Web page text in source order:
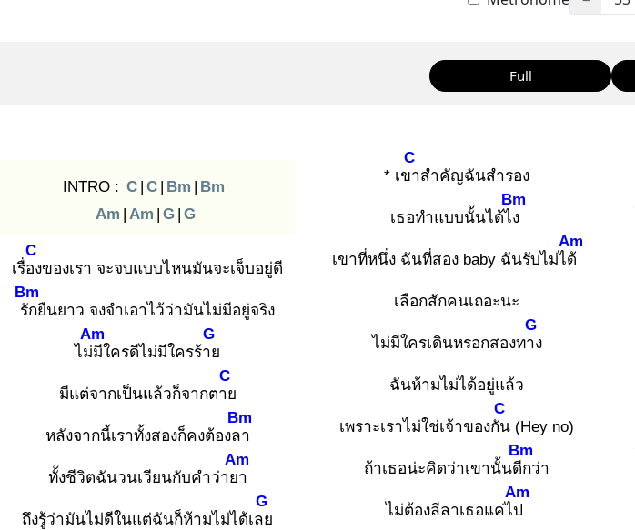
Full
INTRO : C | C | Bm | Bm
Am | Am | G | G
เรื่อง
C
ของเรา จะจบแบบไหนมันจะเจ็บอยู่ดี
รัก
Bm
ยืนยาว จงจำเอาไว้ว่ามันไม่มีอยู่จริง
ไม่มี
Am
ใครดีไม่มีใครร้าย
G
มีแต่จากเป็นแล้วก็จากตาย
C
หลังจากนี้เราทั้งสองก็คงต้องลา
Bm
ทั้งชีวิตฉันวนเวียนกับคำว่ายา
Am
ถึงรู้ว่ามันไม่ดีในแต่ฉันก็ห้ามไม่ได้เลย
G
* เขา
C
สำคัญฉันสำรอง
เธอทำแบบนั้นได้ไง
Bm
เขาที่หนึ่ง ฉันที่สอง baby ฉันรับไม่ได้
Am
เลือกสักคนเถอะนะ
ไม่มีใครเดินหรอกสองทาง
G
ฉันห้ามไม่ได้อยู่แล้ว
เพราะเราไม่ใช่เจ้าของกัน
C
(Hey no)
ถ้าเธอน่ะคิดว่าเขานั้นดีก
Bm
ว่า
ไม่ต้องลีลาเธอแค่ไป
Am